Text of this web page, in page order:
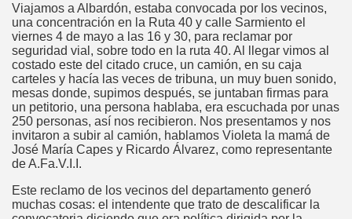
Viajamos a Albardón, estaba convocada por los vecinos,
una concentración en la Ruta 40 y calle Sarmiento el
viernes 4 de mayo a las 16 y 30, para reclamar por
seguridad vial, sobre todo en la ruta 40. Al llegar vimos al
costado este del citado cruce, un camión, en su caja
carteles y hacía las veces de tribuna, un muy buen sonido,
mesas donde, supimos después, se juntaban firmas para
un petitorio, una persona hablaba, era escuchada por unas
250 personas, así nos recibieron. Nos presentamos y nos
invitaron a subir al camión, hablamos Violeta la mamá de
José María Capes y Ricardo Álvarez, como representante
de A.Fa.V.I.I.
Este reclamo de los vecinos del departamento generó
muchas cosas: el intendente que trato de descalificar la